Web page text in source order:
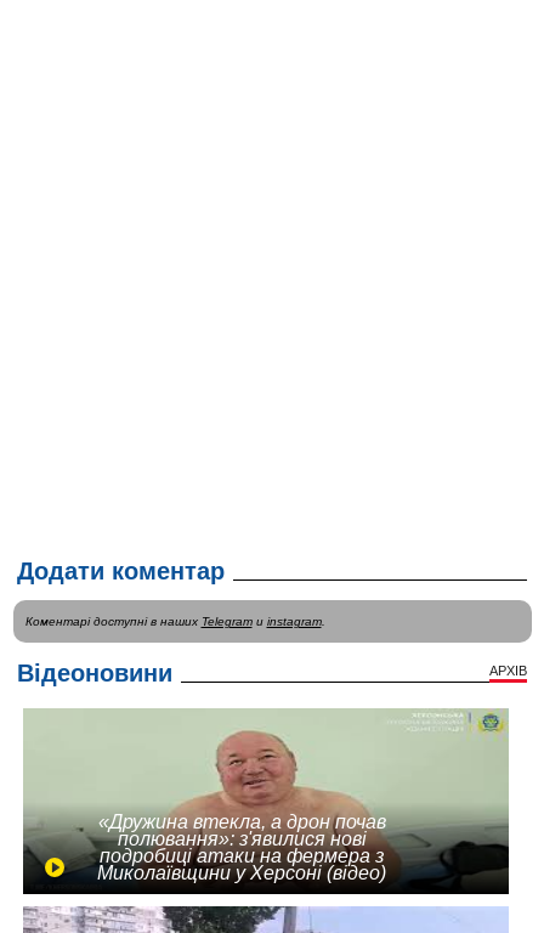
Додати коментар
Коментарі доступні в наших Telegramи instagram.
Відеоновини АРХІВ
«Дружина втекла, а дрон почав
полювання»: з'явилися нові
подробиці атаки на фермера з
Миколаївщини у Херсоні (відео)